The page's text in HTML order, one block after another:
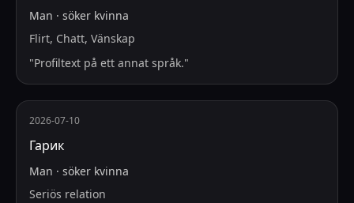
Man · söker kvinna
Flirt, Chatt, Vänskap
"Profiltext på ett annat språk."
2026-07-10
Гарик
Man · söker kvinna
Seriös relation